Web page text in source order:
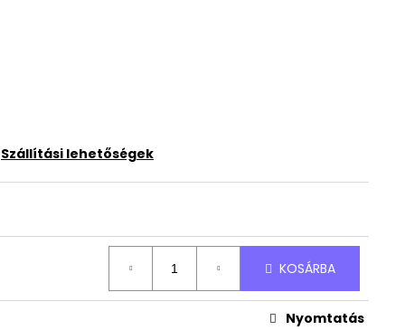
Szállítási lehetőségek
KOSÁRBA
Nyomtatás